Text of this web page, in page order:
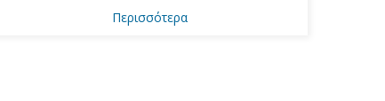
Περισσότερα